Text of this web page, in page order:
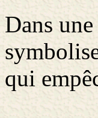
Dans
qui